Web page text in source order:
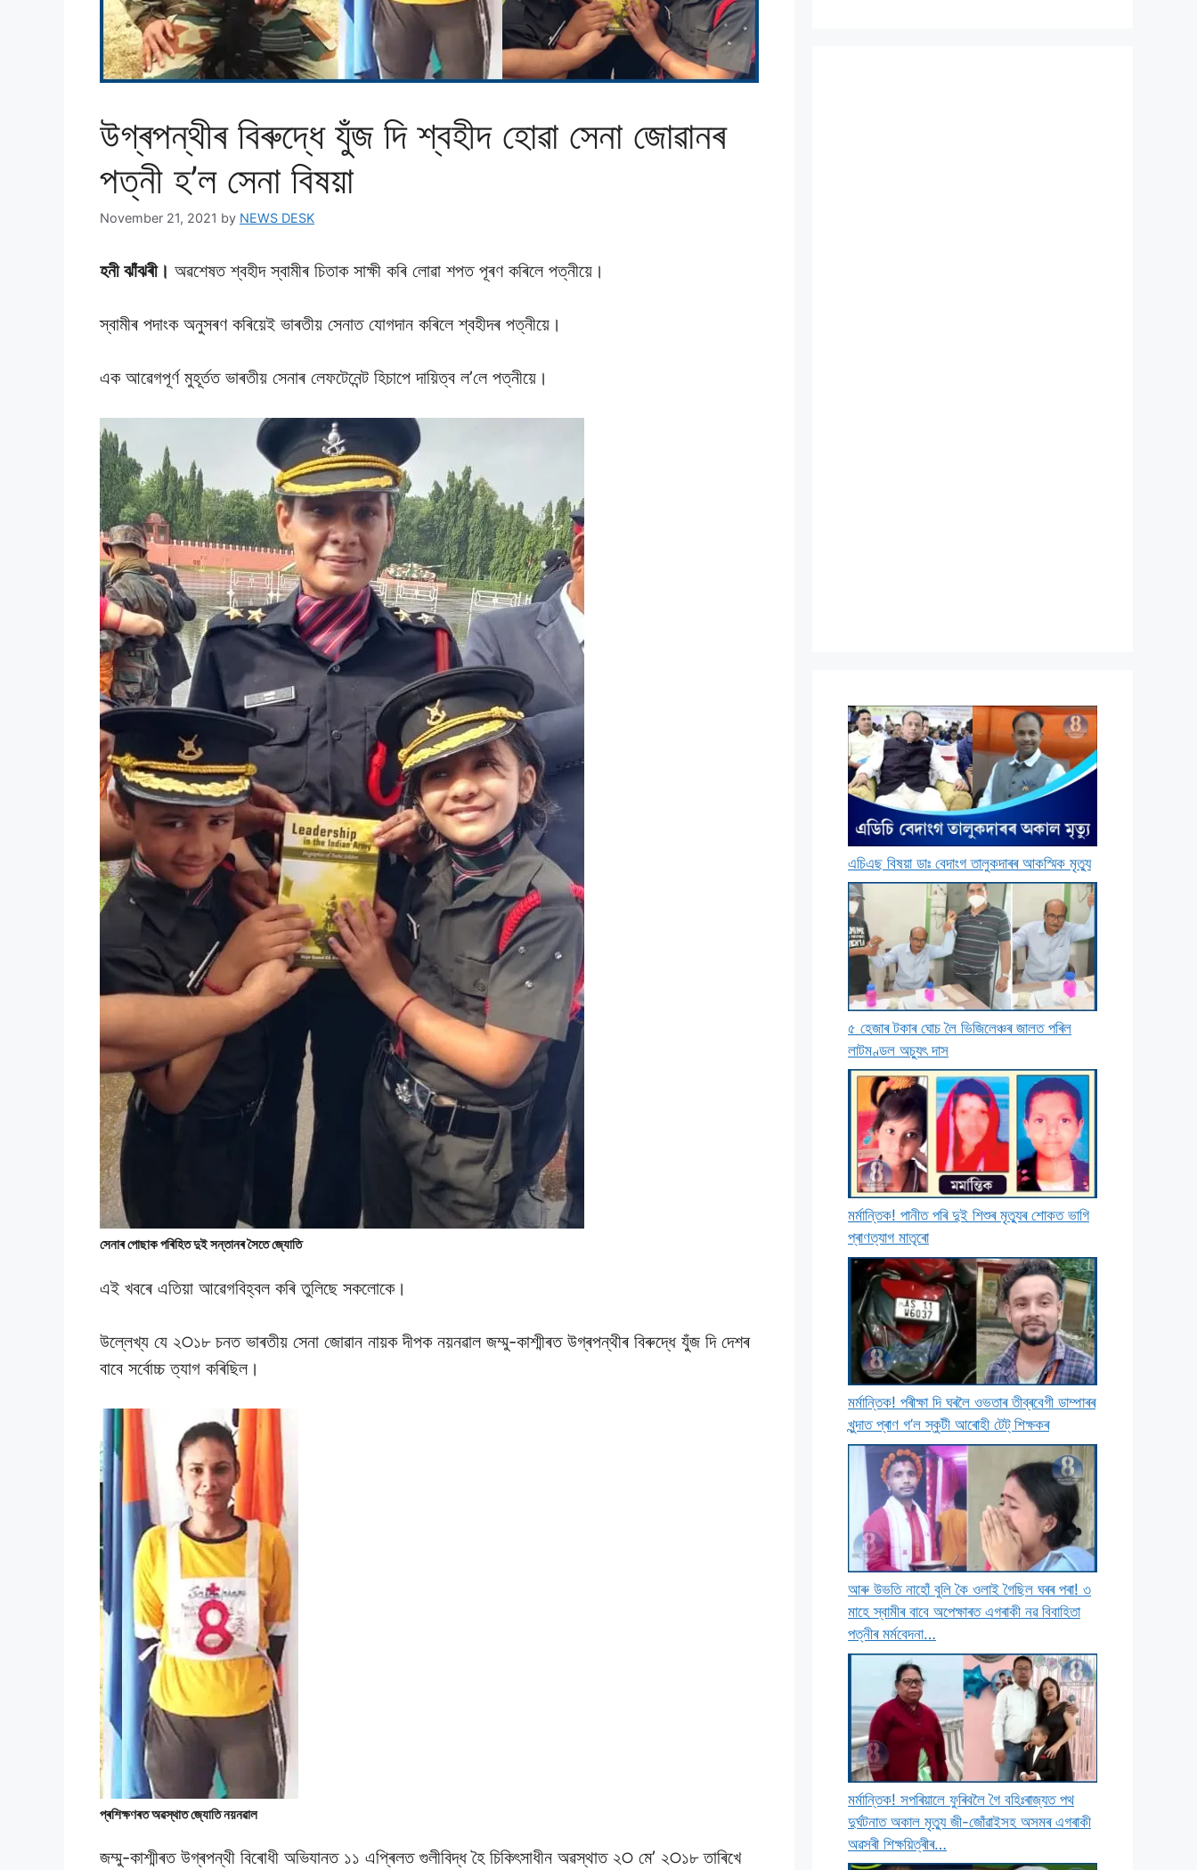
উগ্ৰপন্থীৰ বিৰুদ্ধে যুঁজ দি শ্বহীদ হােৱা সেনা জােৱানৰ
পত্নী হ’ল সেনা বিষয়া
November 21, 2021 by NEWS DESK
হনী ঝাঁঝৰী। অৱশেষত শ্বহীদ স্বামীৰ চিতাক সাক্ষী কৰি লােৱা শপত পূৰণ কৰিলে পত্নীয়ে।
স্বামীৰ পদাংক অনুসৰণ কৰিয়েই ভাৰতীয় সেনাত যােগদান কৰিলে শ্বহীদৰ পত্নীয়ে।
এক আৱেগপূৰ্ণ মুহূৰ্তত ভাৰতীয় সেনাৰ লেফটেনেন্ট হিচাপে দায়িত্ব ল’লে পত্নীয়ে।
সেনাৰ পােছাক পৰিহিত দুই সন্তানৰ সৈতে জ্যােতি
এই খবৰে এতিয়া আৱেগবিহ্বল কৰি তুলিছে সকলোকে।
উল্লেখ্য যে ২੦১৮ চনত ভাৰতীয় সেনা জােৱান নায়ক দীপক নয়নৱাল জম্মু-কাশ্মীৰত উগ্ৰপন্থীৰ বিৰুদ্ধে যুঁজ দি দেশৰ
বাবে সৰ্বােচ্চ ত্যাগ কৰিছিল।
প্ৰশিক্ষণৰত অৱস্থাত জ্যােতি নয়নৱাল
জম্মু-কাশ্মীৰত উগ্ৰপন্থী বিৰােধী অভিযানত ১১ এপ্ৰিলত গুলীবিদ্ধ হৈ চিকিৎসাধীন অৱস্থাত ২੦ মে’ ২੦১৮ তাৰিখে
এচিএছ বিষয়া ডাঃ বেদাংগ তালুকদাৰৰ আকস্মিক মৃত্যু
৫ হেজাৰ টকাৰ ঘােচ লৈ ভিজিলেঞ্চৰ জালত পৰিল
লাটমণ্ডল অচ্যুৎ দাস
মৰ্মান্তিক! পানীত পৰি দুই শিশুৰ মৃত্যুৰ শােকত ভাগি
প্ৰাণত্যাগ মাতৃৰাে
মৰ্মান্তিক! পৰীক্ষা দি ঘৰলৈ ওভতাৰ তীব্ৰবেগী ডাম্পাৰৰ
খুন্দাত প্ৰাণ গ’ল স্কুটী আৰােহী টেট্ শিক্ষকৰ
আৰু উভতি নাহোঁ বুলি কৈ ওলাই গৈছিল ঘৰৰ পৰা! ৩
মাহে স্বামীৰ বাবে অপেক্ষাৰত এগৰাকী নৱ বিবাহিতা
পত্নীৰ মৰ্মবেদনা…
মৰ্মান্তিক! সপৰিয়ালে ফুৰিবলৈ গৈ বহিঃৰাজ্যত পথ
দুৰ্ঘটনাত অকাল মৃত্যু জী-জোঁৱাইসহ অসমৰ এগৰাকী
অৱসৰী শিক্ষয়িত্ৰীৰ…